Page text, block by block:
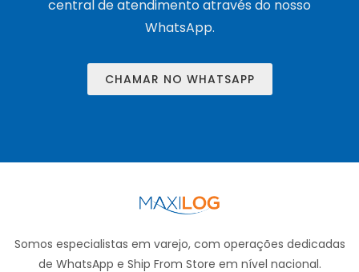
central de atendimento através do nosso
WhatsApp.
CHAMAR NO WHATSAPP
Somos especialistas em varejo, com operações dedicadas
de WhatsApp e Ship From Store em nível nacional.